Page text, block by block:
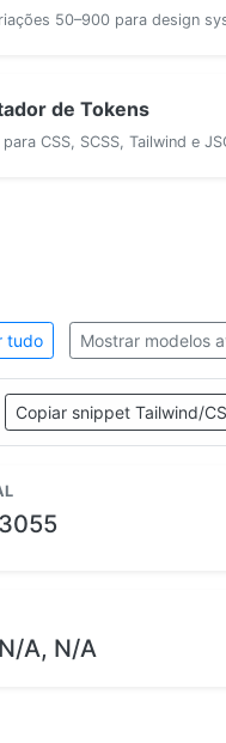
50–900 para design
de Tokens
CSS, SCSS, Tailwind e
tudo Mostrar modelos
Copiar snippet Tailwind/
A, N/A